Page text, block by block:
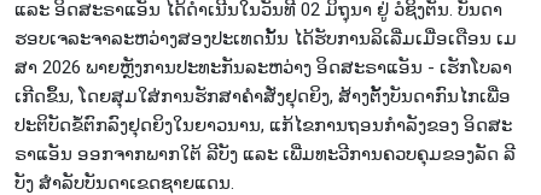
ແລະ ອິດ​ສະ​ຣາ​ແອັນ ໄດ້​ດຳ​ເນີນ​ໃນ​ວັນ​ທີ 02 ມິ​ຖຸ​ນາ ຢູ່ ວໍ​ຊິງ​ຕັນ. ບັນ​ດາ​
ຮອບ​ເຈ​ລະ​ຈາ​ລະ​ຫວ່າງ​ສອງ​ປະ​ເທດນັ້ນ ໄດ້​ຮັບ​ການ​ລິ​ເລີ່ມ​ເມື່ອ​ເດືອນ ເມ​
ສາ 2026 ພາຍຫຼັງ​ການ​ປະ​ທະ​ກັນ​ລະ​ຫວ່າງ ອິດ​ສະ​ຣາ​ແອັນ - ເຮັກ​ໂບ​ລາ
ເກີດ​ຂຶ້ນ, ​ໂດຍສຸມ​ໃສ່​ການ​ຮັກ​ສາ​ຄຳ​ສັ່ງ​ຢຸດ​ຍິງ, ສ້າງ​ຕັ້ງ​ບັນ​ດາ​ກົນ​ໄກ​ເພື່ອ​
ປະ​ຕິ​ບັດ​ຂໍ້​ຕົກ​ລົງ​ຢຸດ​ຍິງ​ໃນ​ຍ​າວ​ນານ, ແກ້​ໄຂ​ການ​ຖອນ​ກຳ​ລັງ​ຂອງ ອິດ​ສະ​
ຣາ​ແອັນ ອອກ​ຈາກ​ພາກ​ໃຕ້ ລີ​ບັງ ແລະ ເພີ່ມ​ທະ​ວີ​ການ​ຄວບ​ຄຸມ​ຂອງ​ລັດ ລີ​
ບັງ ສຳ​ລັບ​ບັນ​ດາ​ເຂດ​ຊາຍ​ແດນ.